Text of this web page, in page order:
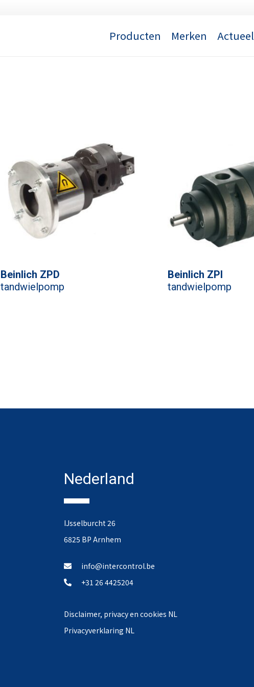
Producten Merken Actueel
Beinlich ZPD
tandwielpomp
Beinlich ZPI
tandwielpomp
Nederland
IJsselburcht 26
6825 BP Arnhem
info@intercontrol.be
+31 26 4425204
Disclaimer, privacy en cookies NL
Privacyverklaring NL